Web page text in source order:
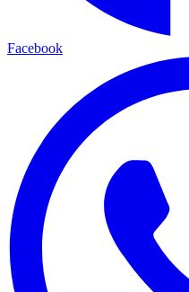
Facebook